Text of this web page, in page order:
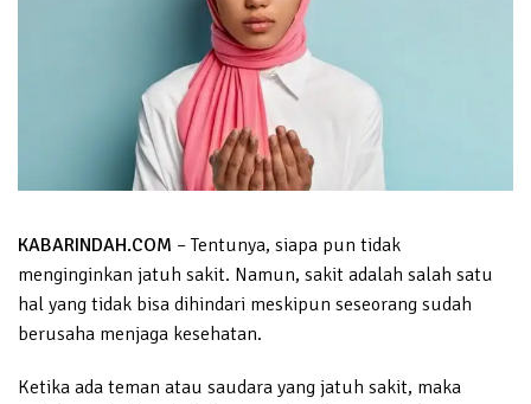
KABARINDAH.COM – Tentunya, siapa pun tidak
menginginkan jatuh sakit. Namun, sakit adalah salah satu
hal yang tidak bisa dihindari meskipun seseorang sudah
berusaha menjaga kesehatan.
Ketika ada teman atau saudara yang jatuh sakit, maka